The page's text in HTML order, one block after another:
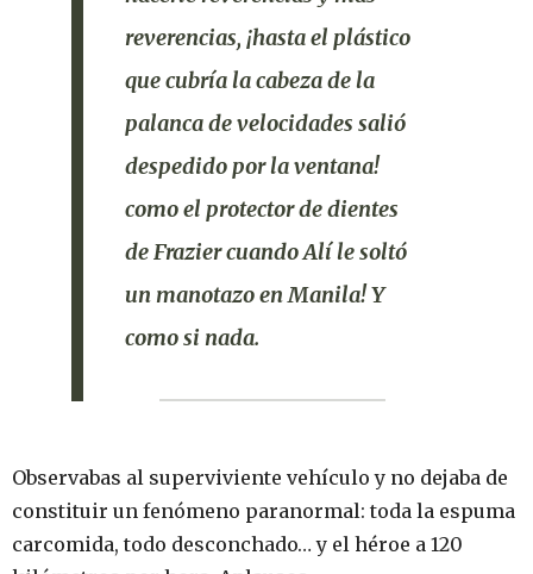
reverencias, ¡hasta el plástico
que cubría la cabeza de la
palanca de velocidades salió
despedido por la ventana!
como el protector de dientes
de FraziercuandoAlíle soltó
un manotazo en Manila! Y
como si nada.
Observabas al superviviente vehículo y no dejaba de
constituir un fenómeno paranormal: toda la espuma
carcomida, todo desconchado… y el héroe a 120